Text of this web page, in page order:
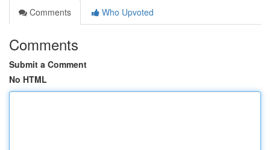
Comments
Who Upvoted
Comments
Submit a Comment
No HTML